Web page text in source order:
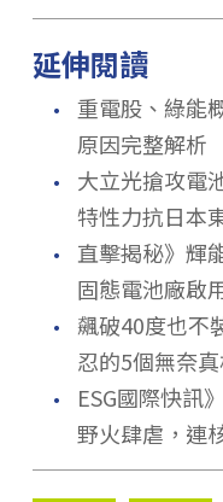
延伸閱讀
． 重電股、綠能
原因完整解析
．
大立光搶攻電
特性力抗日本
．
直擊揭秘》輝
固態電池廠啟
．
飆破40度也不
忍的5個無奈
．
ESG國際快訊
野火肆虐，連